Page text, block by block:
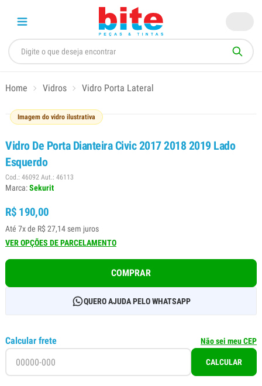
Home Vidros Vidro Porta Lateral
Imagem do vidro ilustrativa
Vidro De Porta Dianteira Civic 2017 2018 2019 Lado
Esquerdo
Cod.: 46092 Aut.: 46113
Marca:Sekurit
R$ 190,00
Até 7x de R$ 27,14 sem juros
VER OPÇÕES DE PARCELAMENTO
COMPRAR
QUERO AJUDA PELO WHATSAPP
Calcular frete Não sei meu CEP
CALCULAR